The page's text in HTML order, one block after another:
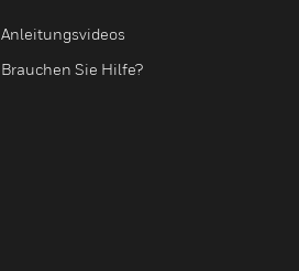
Anleitungsvideos
Brauchen Sie Hilfe?